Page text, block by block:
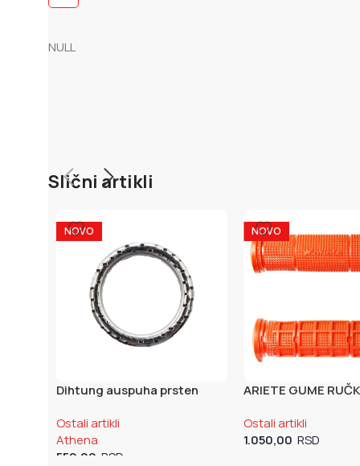
NULL
Slični artikli
NOVO
Dihtung auspuha prsten
Ostali artikli
Athena
550,00
NOVO
ARIETE GUME
AR)
Ostali artikli
1.050,00